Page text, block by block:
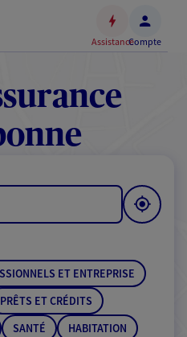
AssistanceCompte
ET ENTREPRISE
PRÊTS ET CRÉDITS
SANTÉ
HABITATION